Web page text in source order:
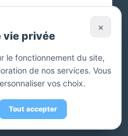
ou autres documents.
— devis gratuit
vous rappelle pour affiner
vie privée
×
le fonctionnement du site,
de nos services. Vous
vos choix.
Tout accepter